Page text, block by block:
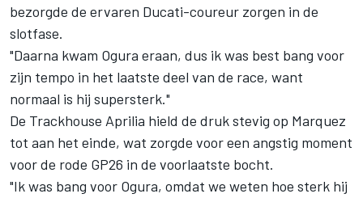
bezorgde de ervaren Ducati-coureur zorgen in de
slotfase.
"Daarna kwam Ogura eraan, dus ik was best bang voor
zijn tempo in het laatste deel van de race, want
normaal is hij supersterk."
De Trackhouse Aprilia hield de druk stevig op Marquez
tot aan het einde, wat zorgde voor een angstig moment
voor de rode GP26 in de voorlaatste bocht.
"Ik was bang voor Ogura, omdat we weten hoe sterk hij